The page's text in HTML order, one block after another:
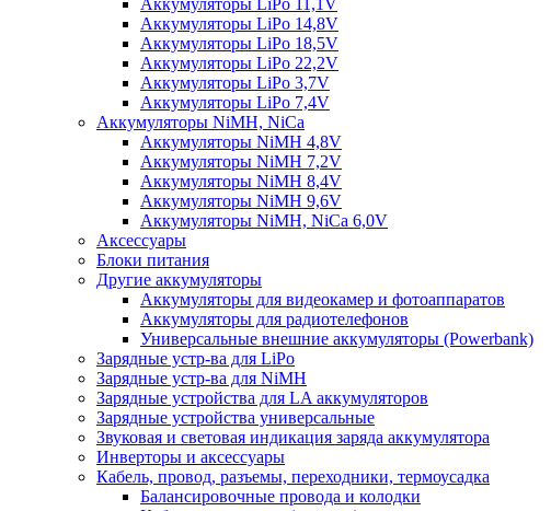
Аккумуляторы LiPo 11,1V
Аккумуляторы LiPo 14,8V
Аккумуляторы LiPo 18,5V
Аккумуляторы LiPo 22,2V
Аккумуляторы LiPo 3,7V
Аккумуляторы LiPo 7,4V
Аккумуляторы NiMH, NiCa
Аккумуляторы NiMH 4,8V
Аккумуляторы NiMH 7,2V
Аккумуляторы NiMH 8,4V
Аккумуляторы NiMH 9,6V
Аккумуляторы NiMH, NiCa 6,0V
Аксессуары
Блоки питания
Другие аккумуляторы
Аккумуляторы для видеокамер и фотоаппаратов
Аккумуляторы для радиотелефонов
Универсальные внешние аккумуляторы (Powerbank)
Зарядные устр-ва для LiPo
Зарядные устр-ва для NiMH
Зарядные устройства для LA аккумуляторов
Зарядные устройства универсальные
Звуковая и световая индикация заряда аккумулятора
Инверторы и аксессуары
Кабель, провод, разъемы, переходники, термоусадка
Балансировочные провода и колодки